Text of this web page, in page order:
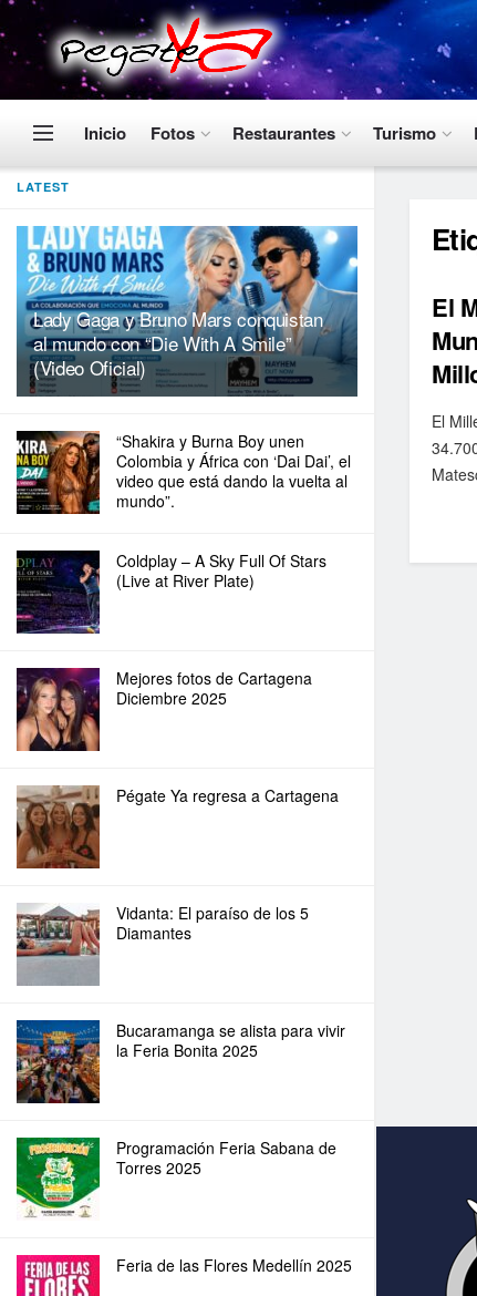
LATEST
Lady Gaga y Bruno Mars conquistan
al mundo con “Die With A Smile”
(Video Oficial)
“Shakira y Burna Boy unen
Colombia y África con ‘Dai Dai’, el
video que está dando la vuelta al
mundo”.
Coldplay – A Sky Full Of Stars
(Live at River Plate)
Mejores fotos de Cartagena
Diciembre 2025
Pégate Ya regresa a Cartagena
Vidanta: El paraíso de los 5
Diamantes
Bucaramanga se alista para vivir
la Feria Bonita 2025
Programación Feria Sabana de
Torres 2025
Feria de las Flores Medellín 2025
Inicio Fotos Restaurantes Turismo
El
El